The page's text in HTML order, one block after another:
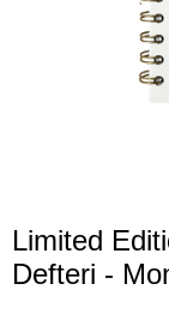
Limited
Defteri -